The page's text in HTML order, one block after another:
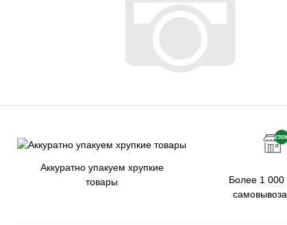
Аккуратно упакуем хрупкие
товары
Более 1 000